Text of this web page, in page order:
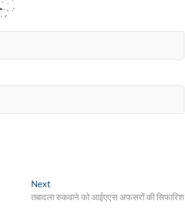
Next
post:
तबादला रुकवाने को आईएएस अफसरों की सिफारिश